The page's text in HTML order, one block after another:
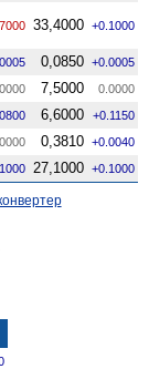
33,4000 +0.1000
0,0850 +0.0005
7,5000 0.0000
6,6000 +0.1150
0,3810 +0.0040
27,1000 +0.1000